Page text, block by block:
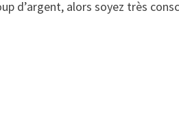
d’argent, alors soyez très